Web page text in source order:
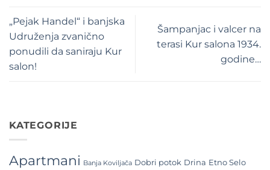
„Pejak Handel“ i banjska
Udruženja zvanično
ponudili da saniraju Kur
salon!
Šampanjac i valcer na
terasi Kur salona 1934.
godine…
KATEGORIJE
Apartmani Banja Koviljača Dobri potok Drina Etno Selo